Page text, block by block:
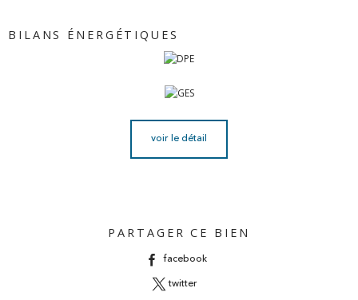
BILANS ÉNERGÉTIQUES
voir le détail
PARTAGER CE BIEN
facebook
twitter